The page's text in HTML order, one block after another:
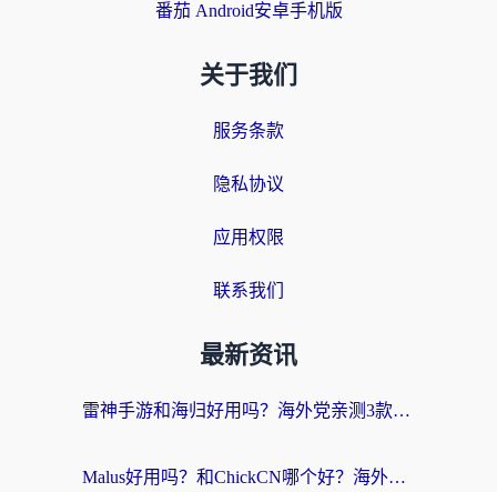
番茄 Android安卓手机版
关于我们
服务条款
隐私协议
应用权限
联系我们
最新资讯
雷神手游和海归好用吗？海外党亲测3款热门回国加速器+番茄加速器深度体验
Malus好用吗？和ChickCN哪个好？海外党亲测：选对回国加速器，追剧游戏不卡顿